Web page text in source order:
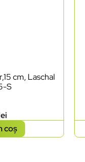
cm, Laschal
S
coș